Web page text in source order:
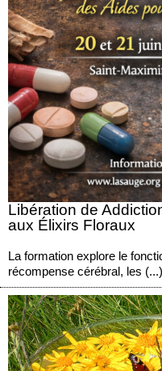
Libération de
aux Élixirs Floraux
La formation explore le
récompense cérébral, les (...)